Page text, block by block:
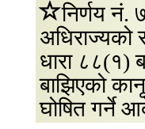
निर्णय नं.
अधिराज्यको
धारा ८८(१)
बाझिएको
घोषित गर्ने